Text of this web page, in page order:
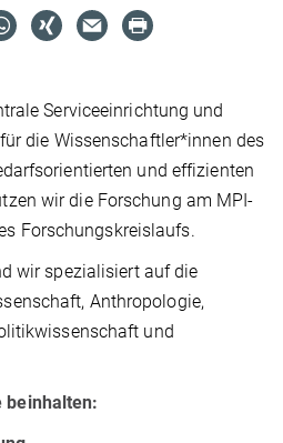
Serviceeinrichtung und
die Wissenschaftler*innen des
und effizienten
wir die Forschung am MPI-
Forschungskreislaufs.​​​
wir spezialisiert auf die
Anthropologie,
und
beinhalten​​: